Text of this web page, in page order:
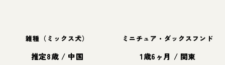
雑種（ミックス犬）
推定8歳 / 中国
ミニチュア・ダックスフンド
1歳6ヶ月 / 関東